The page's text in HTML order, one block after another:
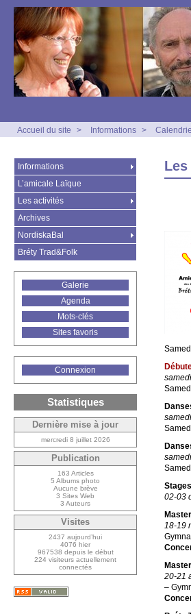
Accueil du site > Informations >
02-03
18-19
20-21
–
Informations
L’amicale Laïque
Les activités
Archives
NordiskaBal
Bréty Trad&Folk
Galerie
Agenda
Mots-clés
Sites favoris
Connexion
Statistiques
Dernière mise à jour
mercredi 8 juillet 2026
Publication
163 Articles
5 Albums photo
Aucune brève
3 Sites Web
3 Auteurs
Visites
2437 aujourd’hui
4076 hier
967538 depuis le début
224 visiteurs actuellement
connectés